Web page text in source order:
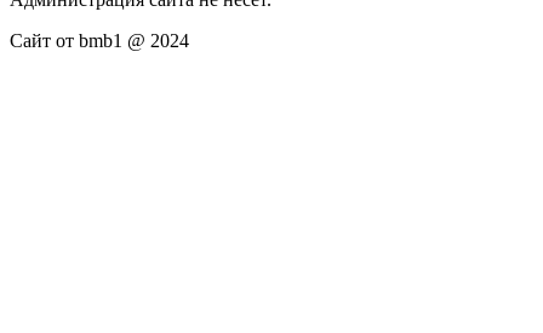
Сайт от bmb1 @ 2024